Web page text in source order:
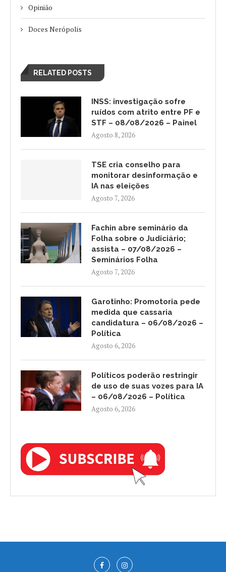
Opinião
Doces Nerópolis
RELATED POSTS
INSS: investigação sofre
ruídos com atrito entre PF e
STF – 08/08/2026 – Painel
Agosto 8, 2026
TSE cria conselho para
monitorar desinformação e
IA nas eleições
Agosto 7, 2026
Fachin abre seminário da
Folha sobre o Judiciário;
assista – 07/08/2026 –
Seminários Folha
Agosto 7, 2026
Garotinho: Promotoria pede
medida que cassaria
candidatura – 06/08/2026 –
Política
Agosto 6, 2026
Políticos poderão restringir
de uso de suas vozes para IA
– 06/08/2026 – Política
Agosto 6, 2026